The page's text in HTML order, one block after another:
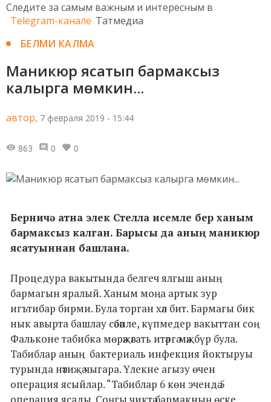
Следите за самым важным и интересным в
Telegram-канале Татмедиа
БЕЛМИ КАЛМА
Маникюр ясатып бармаксыз
калырга мөмкин...
автор, 7 февраля 2019 - 15:44
863 0 0
Берничә атна элек Стелла исемле бер ханым
бармаксыз калган. Барысы да аның маникюр
ясатуыннан башлана.
Процедура вакытында белгеч ялгыш аның
бармагын яралый. Ханым моңа артык зур
игътибар бирми. Була торган хәл бит. Бармагы бик
нык авырта башлау сәбәпле, күпмедер вакыттан соң
Фальконе табибка мөрәҗәгать итәргә мәҗбүр була.
Табиблар аның бактериаль инфекция йоктыруы
турында нәтиҗә чыгара. Үлекне агызу өчен
операция ясыйлар. “Табиблар 6 көн эчендә 5